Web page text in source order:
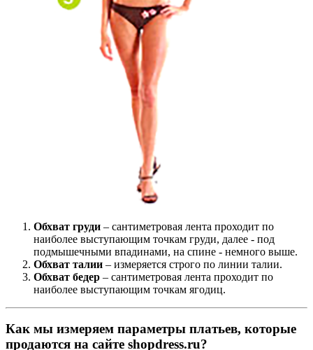
Обхват груди – сантиметровая лента проходит по
наиболее выступающим точкам груди, далее - под
подмышечными впадинами, на спине - немного выше.
Обхват талии – измеряется строго по линии талии.
Обхват бедер – сантиметровая лента проходит по
наиболее выступающим точкам ягодиц.
Как мы измеряем параметры платьев, которые
продаются на сайте shopdress.ru?